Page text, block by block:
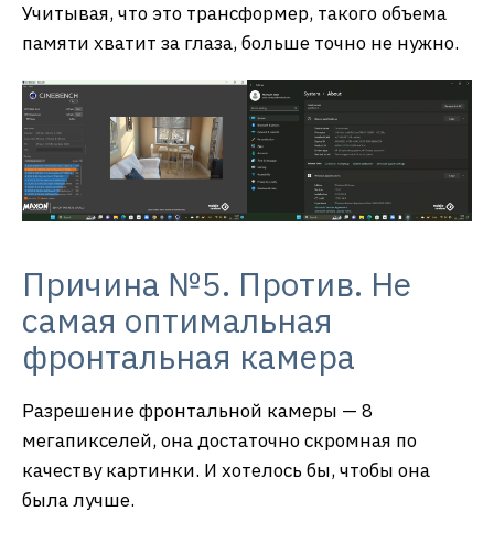
Учитывая, что это трансформер, такого объема
памяти хватит за глаза, больше точно не нужно.
Причина №5. Против. Не
самая оптимальная
фронтальная камера
Разрешение фронтальной камеры — 8
мегапикселей, она достаточно скромная по
качеству картинки. И хотелось бы, чтобы она
была лучше.